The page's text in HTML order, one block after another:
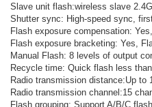
Slave unit flash:wireless slave
Shutter sync: High-speed sync,
Flash exposure compensation:
Flash exposure bracketing: Yes,
Manual Flash: 8 levels of output
Recycle time: Quick flash less
Radio transmission distance:Up to
Radio transmission channel:15
Flash grouping: Support A/B/C